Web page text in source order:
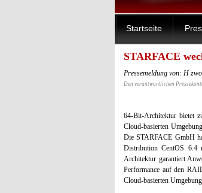
Startseite
STARFACE
Pressemeldung von: H
Den verantwortlichen
64-Bit-Architektur bietet
Cloud-basierten
Die STARFACE GmbH
Distribution CentOS 6.4
Architektur garantiert
Performance auf den
Cloud-basierten